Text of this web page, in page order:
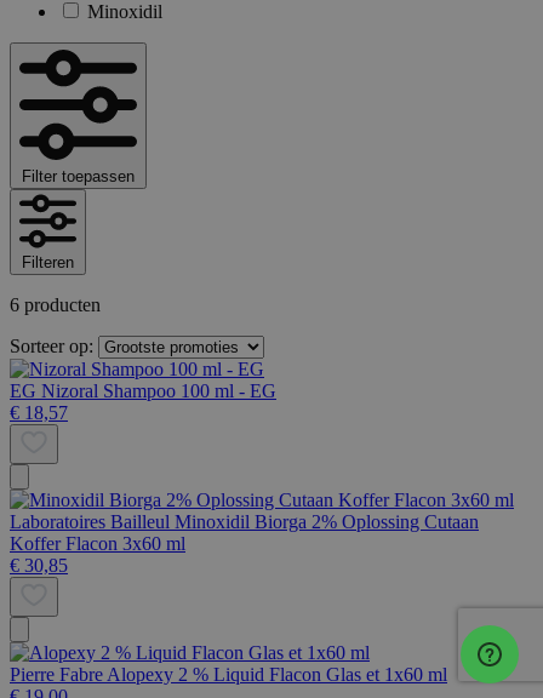
Minoxidil
Filter toepassen
Filteren
6 producten
Sorteer op:
EG Nizoral Shampoo 100 ml - EG
€ 18,57
Laboratoires Bailleul Minoxidil Biorga 2% Oplossing Cutaan
Koffer Flacon 3x60 ml
€ 30,85
Pierre Fabre Alopexy 2 % Liquid Flacon Glas et 1x60 ml